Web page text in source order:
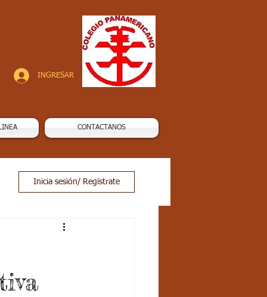
INGRESAR
CONTACTANOS
Inicia sesión/ Regístrate